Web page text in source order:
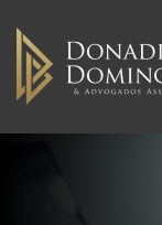
content